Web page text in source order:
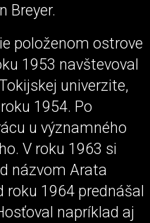
Breyer.
položenom ostrove
1953 navštevoval
univerzite,
1954. Po
u významného
V roku 1963 si
názvom Arata
roku 1964 prednášal
napríklad aj